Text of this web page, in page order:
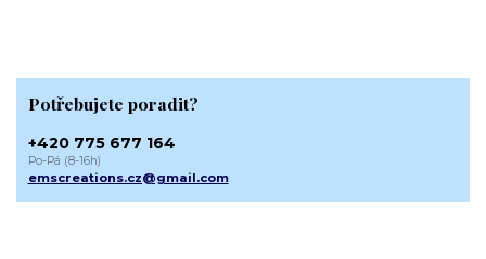
Potřebujete poradit?
+420 775 677 164
Po-Pá (8-16h)
emscreations.cz@gmail.com